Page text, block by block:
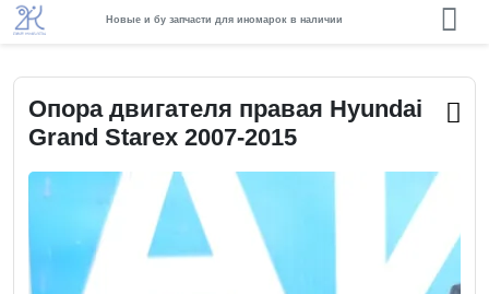
Новые и бу запчасти для иномарок в наличии
Опора двигателя правая Hyundai
Grand Starex 2007-2015